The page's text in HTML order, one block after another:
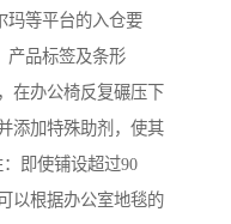
玛等平台的入仓要
产品标签及条形
在办公椅反复碾压下
添加特殊助剂，使其
即使铺设超过90
以根据办公室地毯的